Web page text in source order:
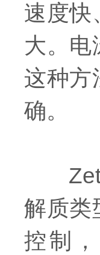
速度快
大。电
这种方
确。
Zeta
解质类
控制